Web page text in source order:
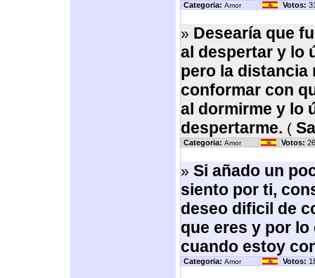
Categoria: Amor Votos:
» Desearía que
al despertar y lo
pero la distancia
conformar con
al dormirme y lo
despertarme. (
Categoria: Amor Votos:
» Si añado un
siento por ti,
deseo dificil de
que eres y por
cuando estoy
Categoria: Amor Votos: